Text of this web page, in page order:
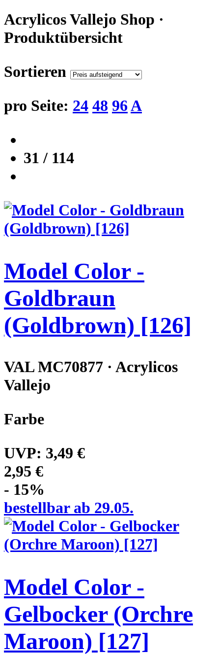
Acrylicos Vallejo Shop ·
Produktübersicht
Sortieren
pro Seite: 24 48 96A
31 / 114
Model Color -
Goldbraun
(Goldbrown) [126]
VAL MC70877 · Acrylicos
Vallejo
Farbe
UVP: 3,49 €
2,95 €
- 15%
bestellbar ab 29.05.
Model Color -
Gelbocker (Orchre
Maroon) [127]